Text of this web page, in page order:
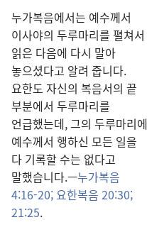
누가복음에서는 예수께서
이사야의 두루마리를 펼쳐서
읽은 다음에 다시 말아
놓으셨다고 알려 줍니다.
요한도 자신의 복음서의 끝
부분에서 두루마리를
언급했는데, 그의 두루마리에
예수께서 행하신 모든 일을
다 기록할 수는 없다고
말했습니다.—누가복음
4:16-20;요한복음 20:30;
21:25.